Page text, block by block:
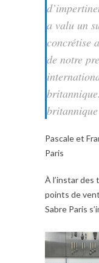
a valu un
concrétise
de notre
Pascale et
Paris
À l’instar
points de
Sabre Paris